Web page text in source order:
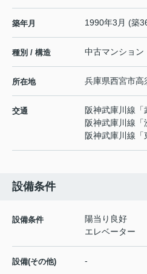
築年月 1990年3月 (築
種別 / 構造 中古マンショ
所在地 兵庫県西宮市高
交通 阪神武庫川線 「
阪神武庫川線 「
阪神武庫川線 「
設備条件
設備条件
陽当り良好
エレベーター
設備(その他) -